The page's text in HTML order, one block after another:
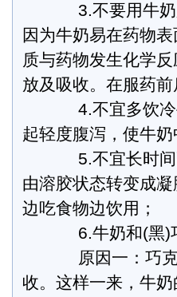
3.不要用牛奶
因为牛奶易在药物
质与药物发生化学
放及吸收。在服药前
4.不宜多饮冷
起轻度腹泻，使牛
5.不宜长时间
由溶胶状态转变成
边吃食物边饮用；
6.牛奶和(黑)巧
原因一：巧克
收。这样一来，牛